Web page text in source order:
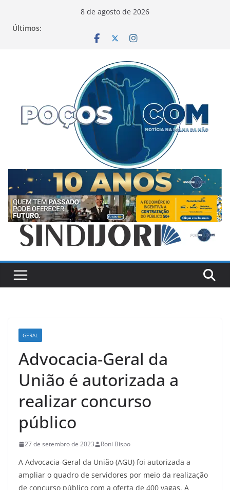
8 de agosto de 2026
Últimos:
GERAL
Advocacia-Geral da
União é autorizada a
realizar concurso
público
27 de setembro de 2023 Roni Bispo
A Advocacia-Geral da União (AGU) foi autorizada a
ampliar o quadro de servidores por meio da realização
de concurso público com a oferta de 400 vagas. A